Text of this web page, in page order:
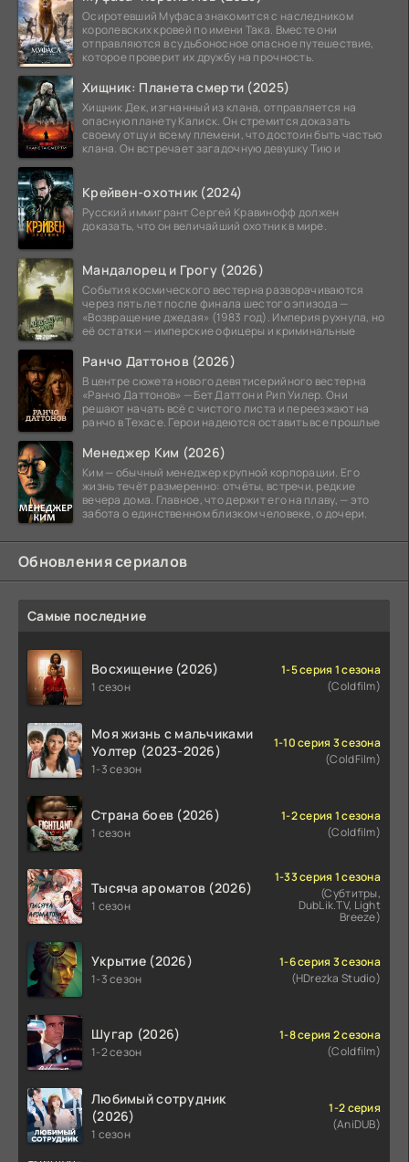
Осиротевший Муфаса знакомится с наследником
королевских кровей по имени Така. Вместе они
отправляются в судьбоносное опасное путешествие,
которое проверит их дружбу на прочность.
Хищник: Планета смерти (2025)
Хищник Дек, изгнанный из клана, отправляется на
опасную планету Калиск. Он стремится доказать
своему отцу и всему племени, что достоин быть частью
клана. Он встречает загадочную девушку Тию и
Крейвен-охотник (2024)
Русский иммигрант Сергей Кравинофф должен
доказать, что он величайший охотник в мире.
Мандалорец и Грогу (2026)
События космического вестерна разворачиваются
через пять лет после финала шестого эпизода —
«Возвращение джедая» (1983 год). Империя рухнула, но
её остатки — имперские офицеры и криминальные
Ранчо Даттонов (2026)
В центре сюжета нового девятисерийного вестерна
«Ранчо Даттонов» — Бет Даттон и Рип Уилер. Они
решают начать всё с чистого листа и переезжают на
ранчо в Техасе. Герои надеются оставить все прошлые
Менеджер Ким (2026)
Ким — обычный менеджер крупной корпорации. Его
жизнь течёт размеренно: отчёты, встречи, редкие
вечера дома. Главное, что держит его на плаву, — это
забота о единственном близком человеке, о дочери.
Обновления сериалов
Самые последние
Восхищение (2026)
1 сезон
1-5 серия 1 сезона
(Coldfilm)
Моя жизнь с мальчиками
Уолтер (2023-2026)
1-3 сезон
1-10 серия 3 сезона
(ColdFilm)
Страна боев (2026)
1 сезон
1-2 серия 1 сезона
(Coldfilm)
Тысяча ароматов (2026)
1 сезон
1-33 серия 1 сезона
(Субтитры,
DubLik.TV, Light
Breeze)
Укрытие (2026)
1-3 сезон
1-6 серия 3 сезона
(HDrezka Studio)
Шугар (2026)
1-2 сезон
1-8 серия 2 сезона
(Coldfilm)
Любимый сотрудник
(2026)
1 сезон
1-2 серия
(AniDUB)